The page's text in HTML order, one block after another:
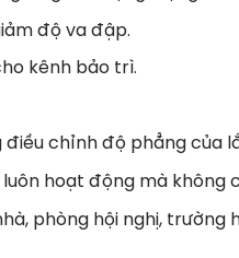
độ va đập.
kênh bảo trì.
điều chỉnh độ phẳng của
hoạt động mà không
phòng hội nghị,